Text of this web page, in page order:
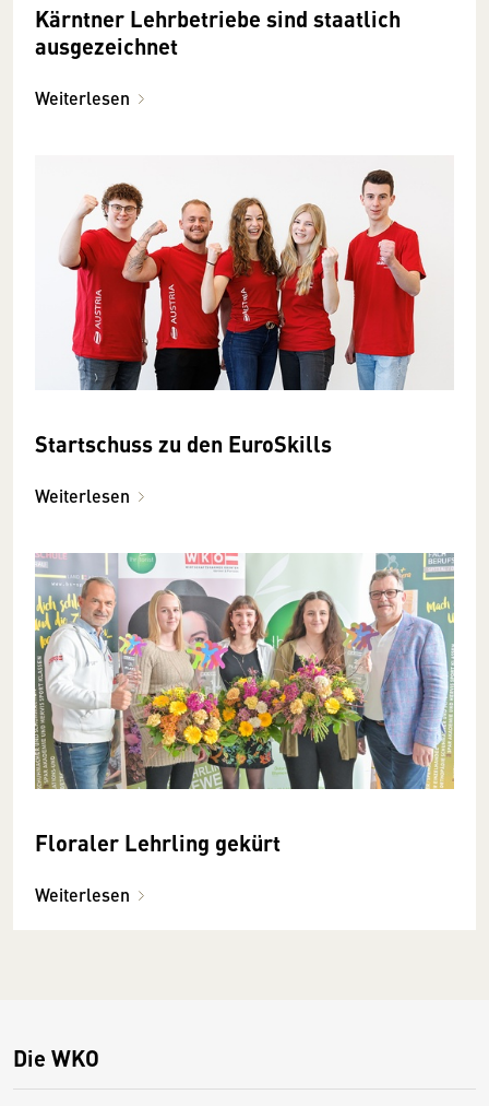
Kärntner Lehrbetriebe sind staatlich
ausgezeichnet
Weiterlesen
Startschuss zu den EuroSkills
Weiterlesen
Floraler Lehrling gekürt
Weiterlesen
Die WKO